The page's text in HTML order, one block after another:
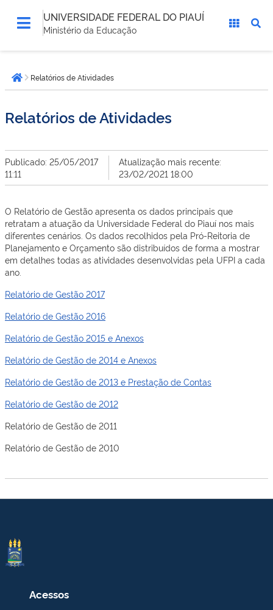
UNIVERSIDADE FEDERAL DO PIAUÍ
Ministério da Educação
está
aqui:Página inicial
Relatórios de Atividades
Relatórios de Atividades
Publicado: 25/05/2017
11:11
Atualização mais recente:
23/02/2021 18:00
O Relatório de Gestão apresenta os dados principais que
retratam a atuação da Universidade Federal do Piauí nos mais
diferentes cenários. Os dados recolhidos pela Pró-Reitoria de
Planejamento e Orçamento são distribuídos de forma a mostrar
em detalhes todas as atividades desenvolvidas pela UFPI a cada
ano.
Relatório de Gestão 2017
Relatório de Gestão 2016
Relatório de Gestão 2015 e Anexos
Relatório de Gestão de 2014 e Anexos
Relatório de Gestão de 2013 e Prestação de Contas
Relatório de Gestão de 2012
Relatório de Gestão de 2011
Relatório de Gestão de 2010
Acessos